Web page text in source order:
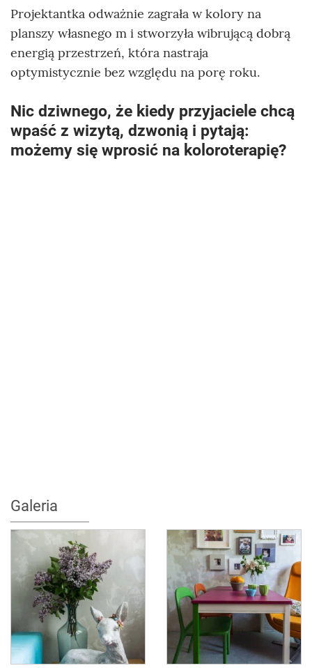
Projektantka odważnie zagrała w kolory na
planszy własnego m i stworzyła wibrującą dobrą
energią przestrzeń, która nastraja
optymistycznie bez względu na porę roku.
Nic dziwnego, że kiedy przyjaciele chcą
wpaść z wizytą, dzwonią i pytają:
możemy się wprosić na koloroterapię?
Galeria